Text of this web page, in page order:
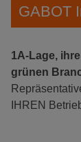
GABOT
1A-Lage,
grünen
IHREN